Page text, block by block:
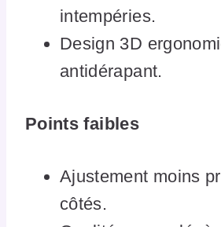
intempéries.
Design 3D
antidérapant.
Points faibles
Ajustement moins
côtés.